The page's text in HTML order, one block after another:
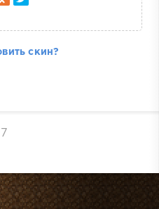
скин?